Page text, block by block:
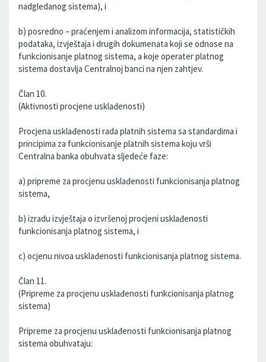
nadgledanog sistema), i
b) posredno – praćenjem i analizom informacija, statističkih
podataka, izvještaja i drugih dokumenata koji se odnose na
funkcionisanje platnog sistema, a koje operater platnog
sistema dostavlja Centralnoj banci na njen zahtjev.
Član 10.
(Aktivnosti procjene usklađenosti)
Procjena usklađenosti rada platnih sistema sa standardima i
principima za funkcionisanje platnih sistema koju vrši
Centralna banka obuhvata sljedeće faze:
a) pripreme za procjenu usklađenosti funkcionisanja platnog
sistema,
b) izradu izvještaja o izvršenoj procjeni usklađenosti
funkcionisanja platnog sistema, i
c) ocjenu nivoa usklađenosti funkcionisanja platnog sistema.
Član 11.
(Pripreme za procjenu usklađenosti funkcionisanja platnog
sistema)
Pripreme za procjenu usklađenosti funkcionisanja platnog
sistema obuhvataju: